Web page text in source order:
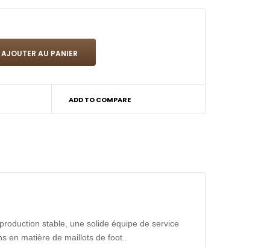
ADD TO COMPARE
stable, une solide équipe de service
en matière de maillots de foot..